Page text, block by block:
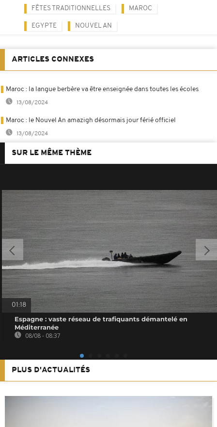
FÊTES TRADITIONNELLES MAROC
EGYPTE NOUVEL AN
ARTICLES CONNEXES
Maroc : la langue berbère va être enseignée dans toutes les écoles
13/08/2024
Maroc : le Nouvel An amazigh désormais jour férié officiel
13/08/2024
SUR LE MÊME THÈME
01:18
Espagne : vaste réseau de trafiquants démantelé en
Méditerranée
08/08 - 08:37
PLUS D'ACTUALITÉS